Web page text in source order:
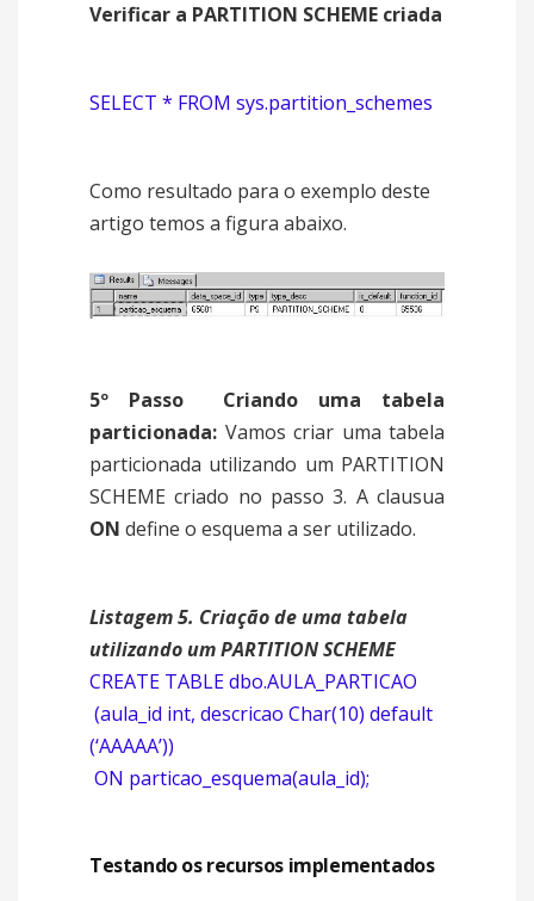
Verificar a PARTITION SCHEME criada
SELECT * FROM sys.partition_schemes
Como resultado para o exemplo deste
artigo temos a figura abaixo.
5º Passo  Criando uma tabela
particionada: Vamos criar uma tabela
particionada utilizando um PARTITION
SCHEME criado no passo 3. A clausua
ON define o esquema a ser utilizado.
Listagem 5. Criação de uma tabela
utilizando um PARTITION SCHEME
CREATE TABLE dbo.AULA_PARTICAO
(aula_id int, descricao Char(10) default
(‘AAAAA’))
ON particao_esquema(aula_id);
Testando os recursos implementados